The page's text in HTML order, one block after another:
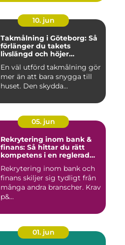
10. jun
Takmålning i Göteborg: Så
förlänger du takets
livslängd och höjer
En väl utförd takmålning gör
mer än att bara snygga till
huset. Den skydda...
05. jun
Rekrytering inom bank &
finans: Så hittar du rätt
kompetens i en reglerad
Rekrytering inom bank och
finans skiljer sig tydligt från
många andra branscher. Krav
p&...
01. jun